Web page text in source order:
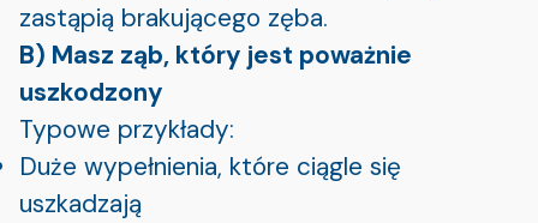
zastąpią brakującego zęba.
B) Masz ząb, który jest poważnie
uszkodzony
Typowe przykłady:
Duże wypełnienia, które ciągle się
uszkadzają